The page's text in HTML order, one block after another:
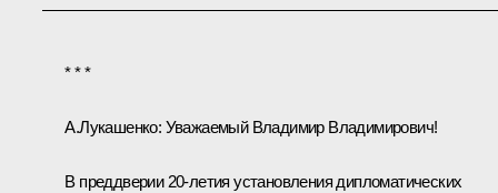
* * *
А.Лукашенко: Уважаемый Владимир Владимирович!
В преддверии 20-летия установления дипломатических